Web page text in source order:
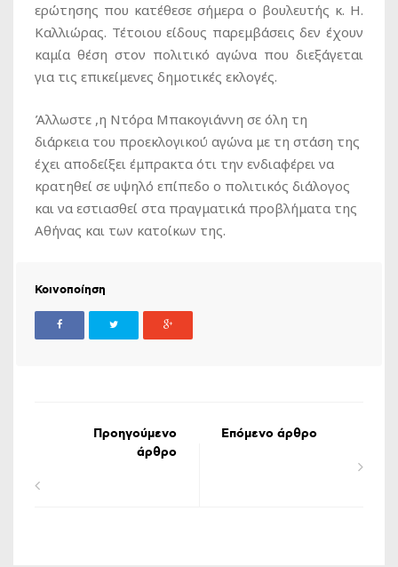
ερώτησης που κατέθεσε σήμερα ο βουλευτής κ. Η.
Καλλιώρας. Τέτοιου είδους παρεμβάσεις δεν έχουν
καμία θέση στον πολιτικό αγώνα που διεξάγεται
για τις επικείμενες δημοτικές εκλογές.
Άλλωστε ,η Ντόρα Μπακογιάννη σε όλη τη
διάρκεια του προεκλογικού αγώνα με τη στάση της
έχει αποδείξει έμπρακτα ότι την ενδιαφέρει να
κρατηθεί σε υψηλό επίπεδο ο πολιτικός διάλογος
και να εστιασθεί στα πραγματικά προβλήματα της
Αθήνας και των κατοίκων της.
Κοινοποίηση
Προηγούμενο
άρθρο
Επόμενο άρθρο